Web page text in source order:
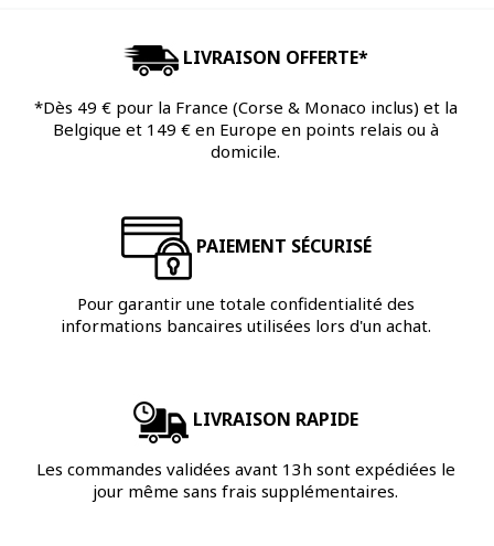
LIVRAISON OFFERTE*
*Dès 49 € pour la France (Corse & Monaco inclus) et la
Belgique et 149 € en Europe en points relais ou à
domicile.
PAIEMENT SÉCURISÉ
Pour garantir une totale confidentialité des
informations bancaires utilisées lors d'un achat.
LIVRAISON RAPIDE
Les commandes validées avant 13h sont expédiées le
jour même sans frais supplémentaires.